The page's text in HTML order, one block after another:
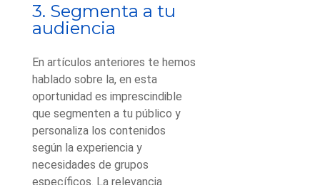
3. Segmenta a tu
audiencia
En artículos anteriores te hemos
hablado sobre la, en esta
oportunidad es imprescindible
que segmenten a tu público y
personaliza los contenidos
según la experiencia y
necesidades de grupos
específicos. La relevancia